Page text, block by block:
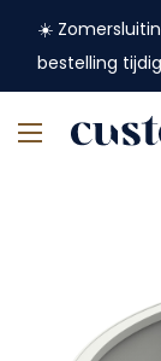
☀️
bestelling